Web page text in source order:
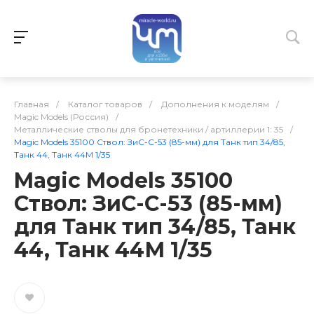
Главная / Каталог товаров / Дополнения к моделям
/
Magic Models (Россия)
/
Металлические стволы для бронетехники / артиллерии 1: 35
/
Magic Models 35100 Ствол: ЗиС-С-53 (85-мм) для Танк тип 34/85,
Танк 44, Танк 44М 1/35
Magic Models 35100
Ствол: ЗиС-С-53 (85-мм)
для Танк тип 34/85, Танк
44, Танк 44М 1/35